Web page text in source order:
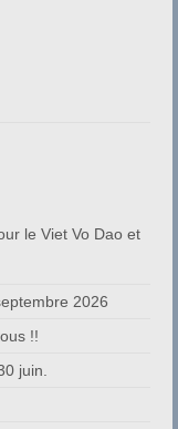
le Viet Vo Dao et
2026
!!
juin.